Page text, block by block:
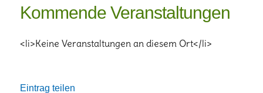
Kommende Veranstaltungen
<li>Keine Veranstaltungen an diesem Ort</li>
Eintrag teilen